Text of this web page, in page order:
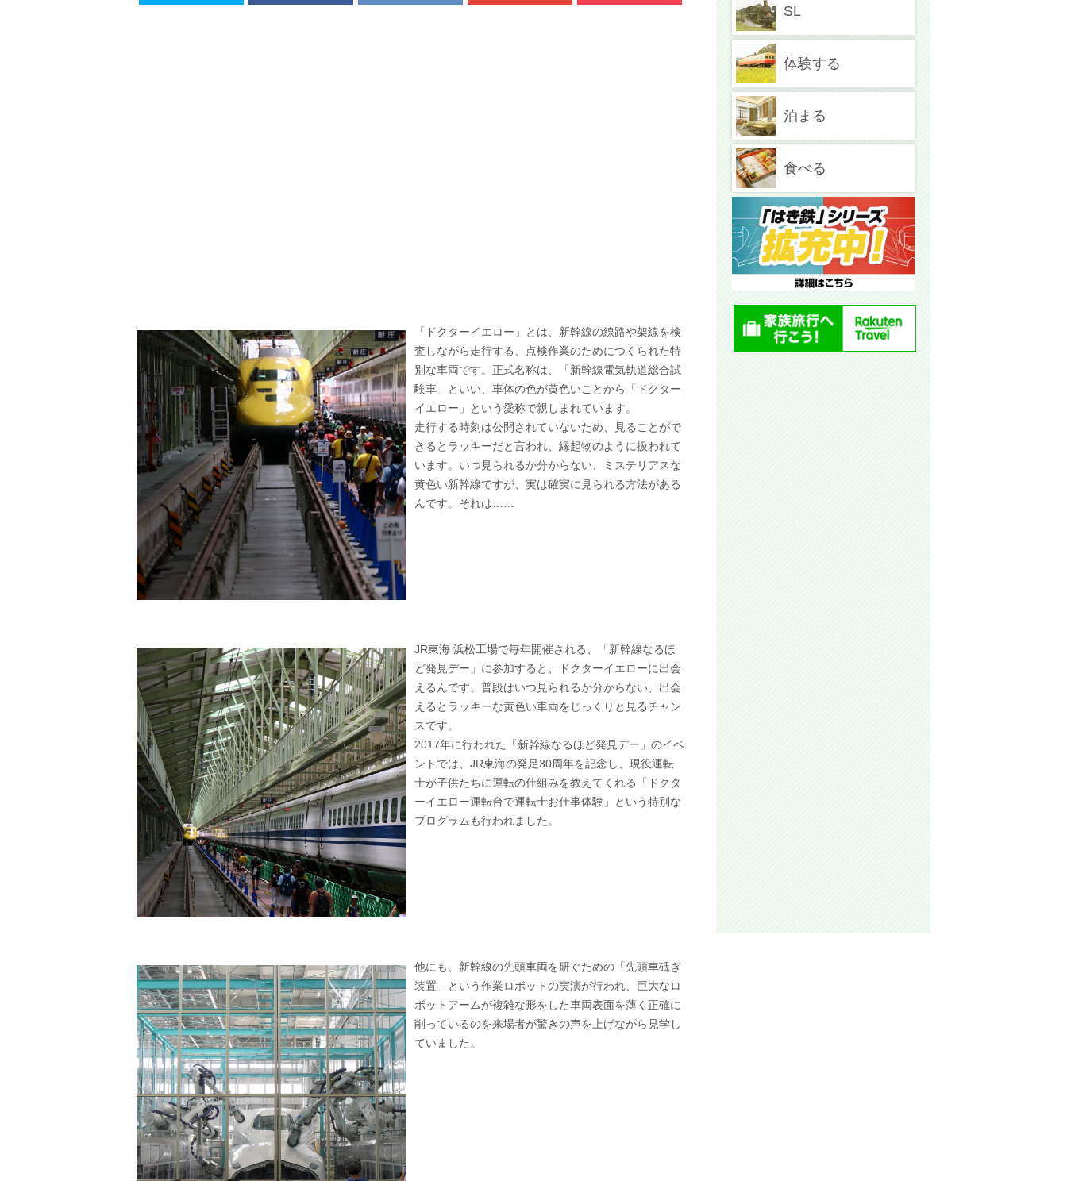
「ドクターイエロー」とは、新幹線の線路や架線を検
査しながら走行する、点検作業のためにつくられた特
別な車両です。正式名称は、「新幹線電気軌道総合試
験車」といい、車体の色が黄色いことから「ドクター
イエロー」という愛称で親しまれています。
走行する時刻は公開されていないため、見ることがで
きるとラッキーだと言われ、縁起物のように扱われて
います。いつ見られるか分からない、ミステリアスな
黄色い新幹線ですが、実は確実に見られる方法がある
んです。それは……
JR東海 浜松工場で毎年開催される、「新幹線なるほ
ど発見デー」に参加すると、ドクターイエローに出会
えるんです。普段はいつ見られるか分からない、出会
えるとラッキーな黄色い車両をじっくりと見るチャン
スです。
2017年に行われた「新幹線なるほど発見デー」のイベ
ントでは、JR東海の発足30周年を記念し、現役運転
士が子供たちに運転の仕組みを教えてくれる「ドクタ
ーイエロー運転台で運転士お仕事体験」という特別な
プログラムも行われました。
他にも、新幹線の先頭車両を研ぐための「先頭車砥ぎ
装置」という作業ロボットの実演が行われ、巨大なロ
ボットアームが複雑な形をした車両表面を薄く正確に
削っているのを来場者が驚きの声を上げながら見学し
ていました。
SL
体験する
泊まる
食べる